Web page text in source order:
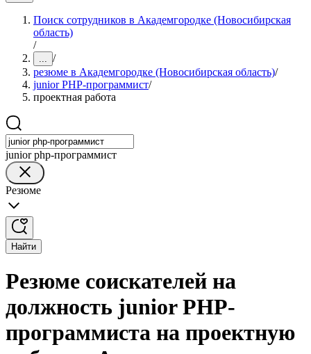
Поиск сотрудников в Академгородке (Новосибирская
область)
/
... /
резюме в Академгородке (Новосибирская область)/
junior PHP-программист/
проектная работа
junior php-программист
Резюме
Найти
Резюме соискателей на
должность junior PHP-
программиста на проектную